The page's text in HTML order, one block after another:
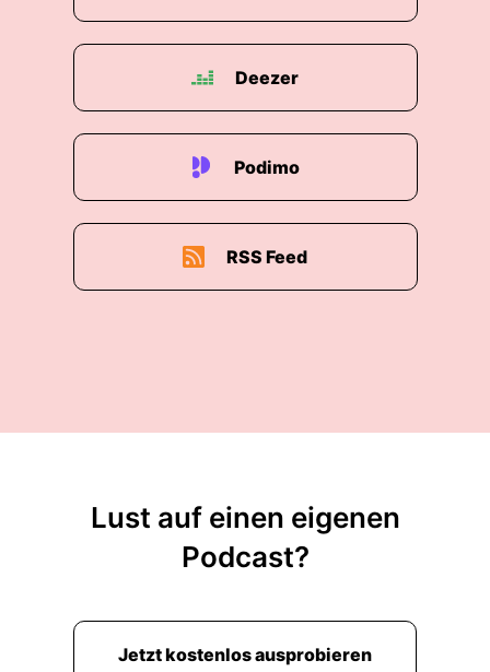
Deezer
Podimo
RSS Feed
Lust auf einen eigenen
Podcast?
Jetzt kostenlos ausprobieren